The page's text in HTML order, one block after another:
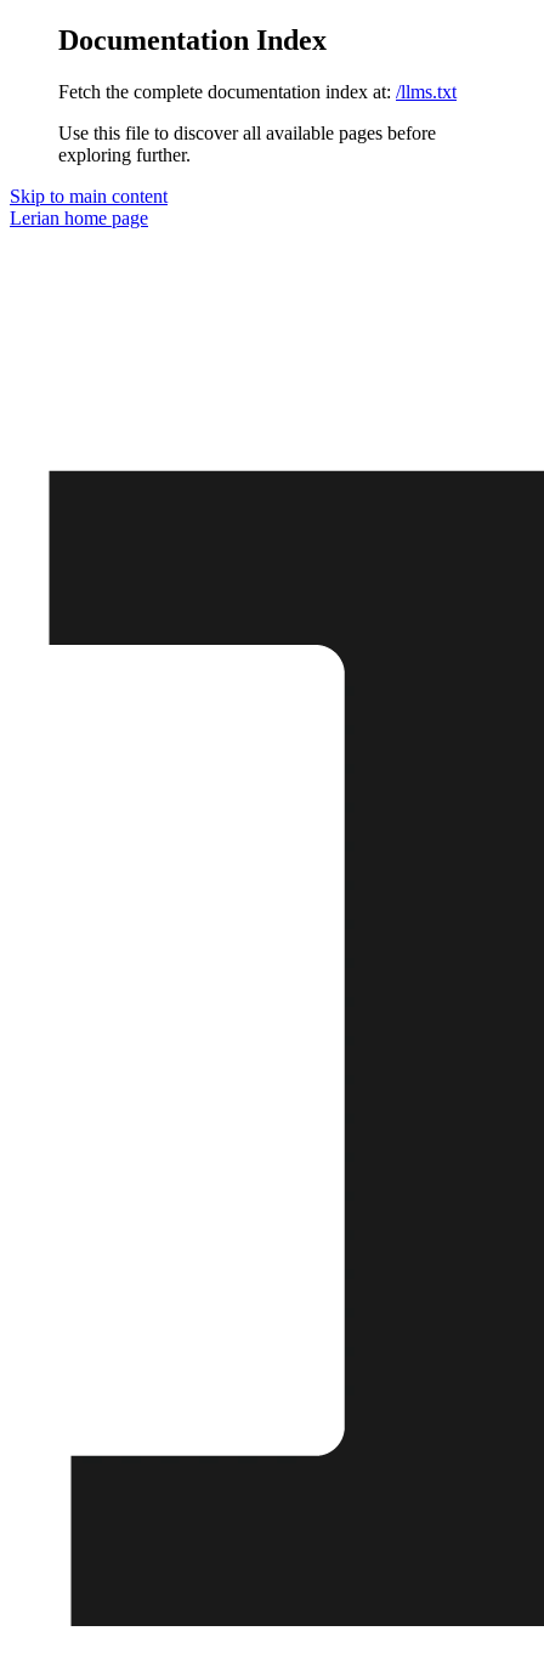
Documentation Index
Fetch the complete documentation index at: /llms.txt
Use this file to discover all available pages before
exploring further.
Skip to main content
Lerian home page